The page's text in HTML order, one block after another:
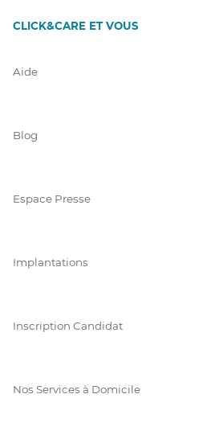
CLICK&CARE ET VOUS
Aide
Blog
Espace Presse
Implantations
Inscription Candidat
Nos Services à Domicile